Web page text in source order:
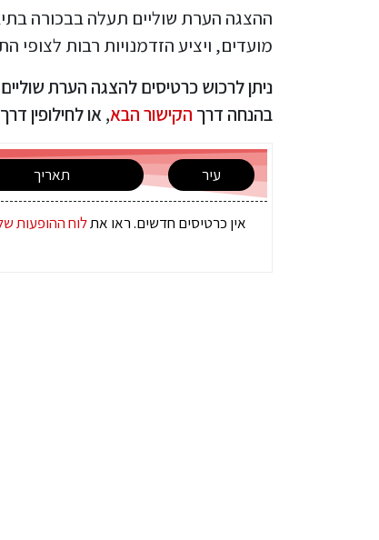
ההצגה הערת שוליים תעלה בבכורה
מועדים, ויציע הזדמנויות רבות
ניתן לרכוש כרטיסים להצגה הערת
בהנחה דרך הקישור הבא, או לחילופין
עיר תאריך
אין כרטיסים חדשים. ראו אתלוח ההופעות